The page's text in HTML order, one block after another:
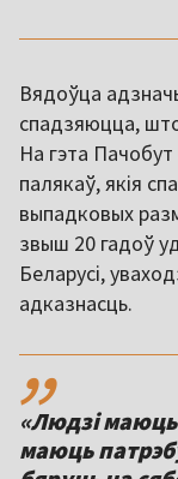
Вядоўца
спадзяюцца,
На гэта
палякаў, якія
выпадковых
звыш 20 гадоў
Беларусі,
адказнасць.
,,
«Людзі
маюць